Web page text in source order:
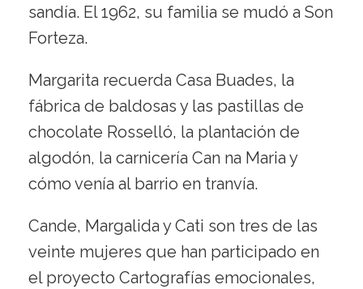
sandía. El 1962, su familia se mudó a Son
Forteza.
Margarita recuerda Casa Buades, la
fábrica de baldosas y las pastillas de
chocolate Rosselló, la plantación de
algodón, la carnicería Can na Maria y
cómo venía al barrio en tranvía.
Cande, Margalida y Cati son tres de las
veinte mujeres que han participado en
el proyecto Cartografías emocionales,